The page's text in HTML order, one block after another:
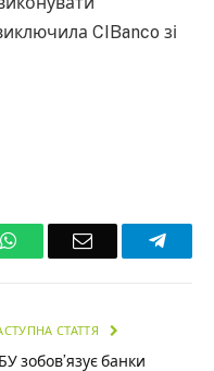
CIBanco зі
WhatsAppEmail
СТАТТЯ
зобов’язує банки